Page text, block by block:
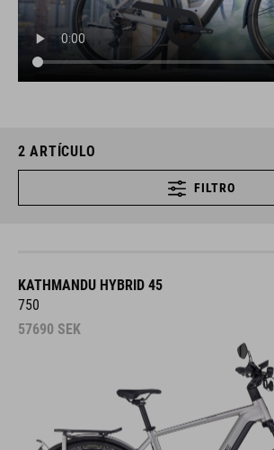
2 ARTÍCULO
FILTRO
KATHMANDU HYBRID 45
750
57690 SEK